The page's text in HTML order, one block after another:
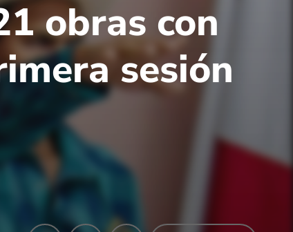
obras con
sesión